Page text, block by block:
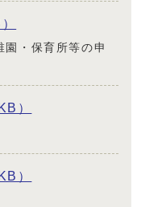
・保育所等の申
）
）